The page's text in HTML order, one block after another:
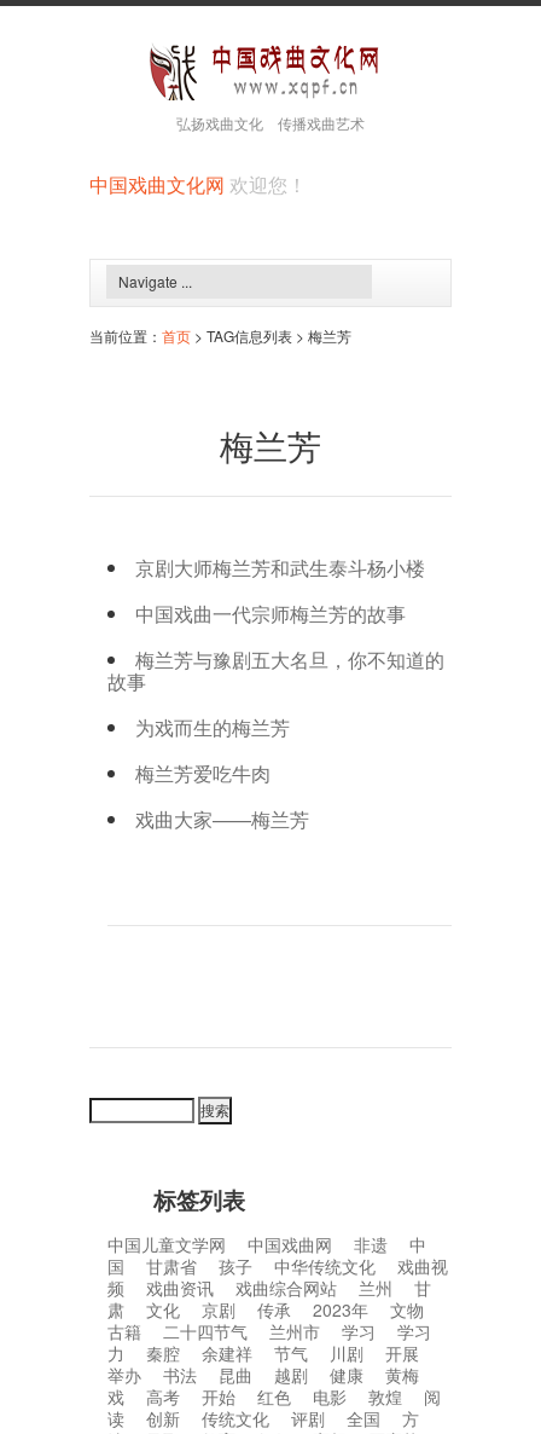
弘扬戏曲文化 传播戏曲艺术
中国戏曲文化网 欢迎您！
当前位置： 首页 > TAG信息列表 > 梅兰芳
梅兰芳
京剧大师梅兰芳和武生泰斗杨小楼
中国戏曲一代宗师梅兰芳的故事
梅兰芳与豫剧五大名旦，你不知道的
故事
为戏而生的梅兰芳
梅兰芳爱吃牛肉
戏曲大家——梅兰芳
标签列表
中国儿童文学网 中国戏曲网 非遗
中
国
甘肃省 孩子 中华传统文化
戏曲视
频
戏曲资讯 戏曲综合网站 兰州
甘
肃
文化 京剧 传承 2023年
文物
古籍
二十四节气 兰州市 学习
学习
力
秦腔 余建祥 节气 川剧
开展
举办
书法 昆曲 越剧 健康
黄梅
戏
高考 开始 红色 电影 敦煌
阅
读
创新 传统文化 评剧 全国
方